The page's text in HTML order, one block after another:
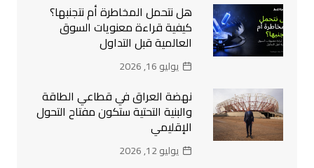
هل نتحمل المخاطرة أم نتجنبها؟
كيفية قراءة معنويات السوق
العالمية قبل التداول
يوليو 16, 2026
نهضة العراق في قطاعي الطاقة
والبنية التحتية ستكون مفتاح التحول
الإقليمي
يوليو 12, 2026